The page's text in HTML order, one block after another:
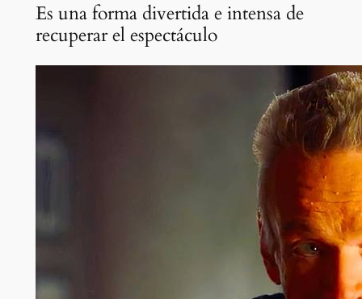
Es una forma divertida e intensa de
recuperar el espectáculo